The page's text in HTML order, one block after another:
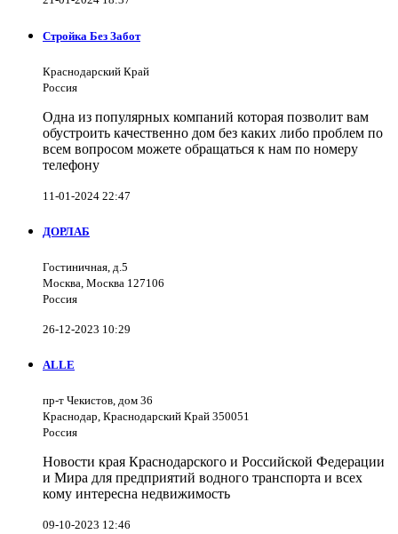
Стройка Без Забот
Краснодарский Край
Россия
Одна из популярных компаний которая позволит вам
обустроить качественно дом без каких либо проблем по
всем вопросом можете обращаться к нам по номеру
телефону
11-01-2024 22:47
ДОРЛАБ
Гостиничная, д.5
Москва, Москва 127106
Россия
26-12-2023 10:29
ALLE
пр-т Чекистов, дом 36
Краснодар, Краснодарский Край 350051
Россия
Новости края Краснодарского и Российской Федерации
и Мира для предприятий водного транспорта и всех
кому интересна недвижимость
09-10-2023 12:46